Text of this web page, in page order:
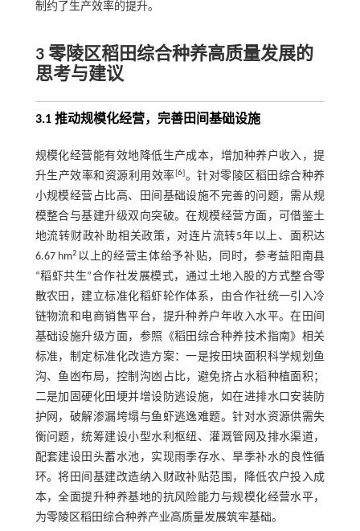
制约了生产效率的提升。
3 零陵区稻田综合种养高质量发展的
思考与建议
3.1 推动规模化经营，完善田间基础设施
规模化经营能有效地降低生产成本，增加种养户收入，提
升生产效率和资源利用效率[6]。针对零陵区稻田综合种养
小规模经营占比高、田间基础设施不完善的问题，需从规
模整合与基建升级双向突破。在规模经营方面，可借鉴土
地流转财政补助相关政策，对连片流转5年以上、面积达
6.67 hm2 以上的经营主体给予补贴，同时，参考益阳南县
“稻虾共生”合作社发展模式，通过土地入股的方式整合零
散农田，建立标准化稻虾轮作体系，由合作社统一引入冷
链物流和电商销售平台，提升种养户年收入水平。在田间
基础设施升级方面，参照《稻田综合种养技术指南》相关
标准，制定标准化改造方案：一是按田块面积科学规划鱼
沟、鱼凼布局，控制沟凼占比，避免挤占水稻种植面积；
二是加固硬化田埂并增设防逃设施，如在进排水口安装防
护网，破解渗漏垮塌与鱼虾逃逸难题。针对水资源供需失
衡问题，统筹建设小型水利枢纽、灌溉管网及排水渠道，
配套建设田头蓄水池，实现雨季存水、旱季补水的良性循
环。将田间基建改造纳入财政补贴范围，降低农户投入成
本，全面提升种养基地的抗风险能力与规模化经营水平，
为零陵区稻田综合种养产业高质量发展筑牢基础。